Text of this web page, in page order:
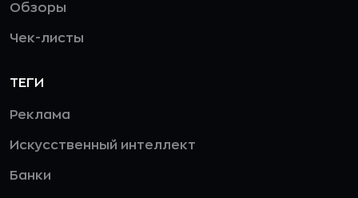
Обзоры
Чек-листы
ТЕГИ
Реклама
Искусственный интеллект
Банки